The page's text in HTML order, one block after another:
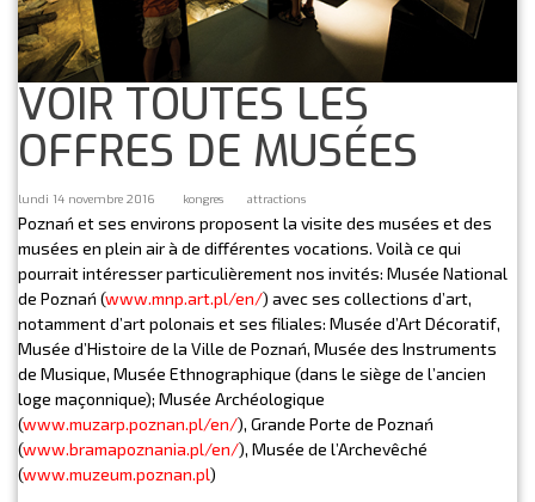
VOIR TOUTES LES
OFFRES DE MUSÉES
lundi 14 novembre 2016 kongres attractions
Poznań et ses environs proposent la visite des musées et des
musées en plein air à de différentes vocations. Voilà ce qui
pourrait intéresser particulièrement nos invités: Musée National
de Poznań (www.mnp.art.pl/en/) avec ses collections d’art,
notamment d’art polonais et ses filiales: Musée d’Art Décoratif,
Musée d’Histoire de la Ville de Poznań, Musée des Instruments
de Musique, Musée Ethnographique (dans le siège de l’ancien
loge maçonnique); Musée Archéologique
(www.muzarp.poznan.pl/en/), Grande Porte de Poznań
(www.bramapoznania.pl/en/), Musée de l’Archevêché
(www.muzeum.poznan.pl)